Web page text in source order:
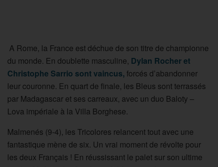
A Rome, la France est déchue de son titre de championne
du monde. En doublette masculine, Dylan Rocher et
Christophe Sarrio sont vaincus, forcés d’abandonner
leur couronne. En quart de finale, les Bleus sont terrassés
par Madagascar et ses carreaux, avec un duo Baloty –
Lova impériale à la Villa Borghese.
Malmenés (9-4), les Tricolores relancent tout avec une
fantastique mène de six. Un vrai moment de révolte pour
les deux Français ! En réussissant le palet sur son ultime